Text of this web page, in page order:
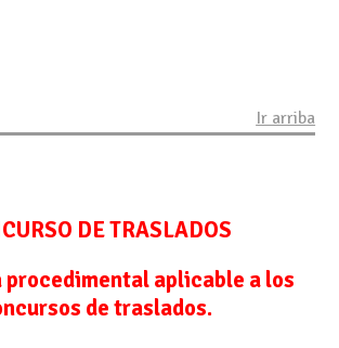
Ir arriba
DE TRASLADOS
procedimental aplicable a los
de traslados.